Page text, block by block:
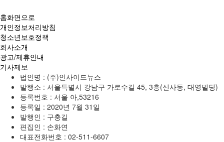
홈화면으로
개인정보처리방침
청소년보호정책
회사소개
광고/제휴안내
기사제보
법인명 : (주)인사이드뉴스
발행소 : 서울특별시 강남구 가로수길 45, 3층(신사동, 대영빌딩)
등록번호 : 서울 아,53216
등록일 : 2020년 7월 31일
발행인 : 구충길
편집인 : 손화연
대표전화번호 : 02-511-6607